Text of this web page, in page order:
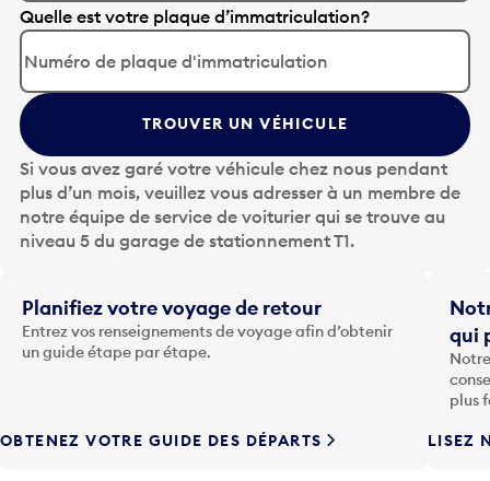
A
p
p
u
y
e
s
u
r
l
t
o
u
F
Quelle est votre plaque d’immatriculation?
TROUVER UN VÉHICULE
Si vous avez garé votre véhicule chez nous pendant
plus d’un mois, veuillez vous adresser à un membre de
notre équipe de service de voiturier qui se trouve au
niveau 5 du garage de stationnement T1.
Planifiez votre voyage de retour
Entrez vos renseignements de voyage afin d’obtenir
un guide étape par étape.
OBTENEZ VOTRE GUIDE DES DÉPARTS
qui
plus
LISEZ